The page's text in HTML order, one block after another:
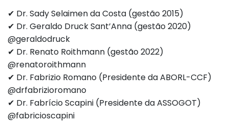
✔ Dr. Sady Selaimen da Costa (gestão 2015)
✔ Dr. Geraldo Druck Sant’Anna (gestão 2020)
@geraldodruck
✔ Dr. Renato Roithmann (gestão 2022)
@renatoroithmann
✔ Dr. Fabrizio Romano (Presidente da ABORL-CCF)
@drfabrizioromano
✔ Dr. Fabrício Scapini (Presidente da ASSOGOT)
@fabricioscapini